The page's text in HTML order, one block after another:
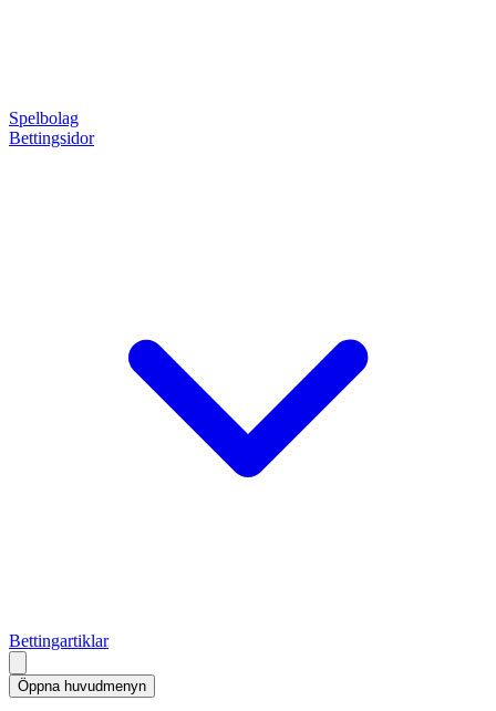
Spelbolag
Bettingsidor
Bettingartiklar
Öppna huvudmenyn